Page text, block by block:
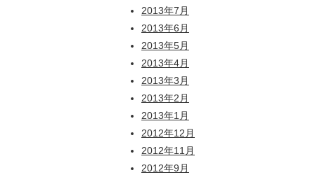
2013年7月
2013年6月
2013年5月
2013年4月
2013年3月
2013年2月
2013年1月
2012年12月
2012年11月
2012年9月